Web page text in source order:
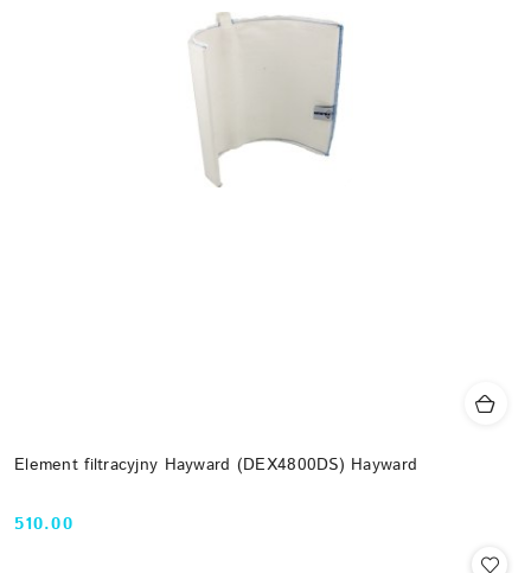
Element filtracyjny Hayward (DEX4800DS) Hayward
Cena:
510.00